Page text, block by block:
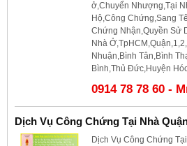
ở,Chuyển Nhượng,Tại
Hộ,Công Chứng,Sang
Chứng Nhận,Quyền Sử
Nhà
Nhuận,Bình Tân,Bình
Bình,Thủ Đức,Huyện
0914 78 78 60 -
Dịch Vụ Công Chứng Tại Nhà
Dịch Vụ Công Chứng